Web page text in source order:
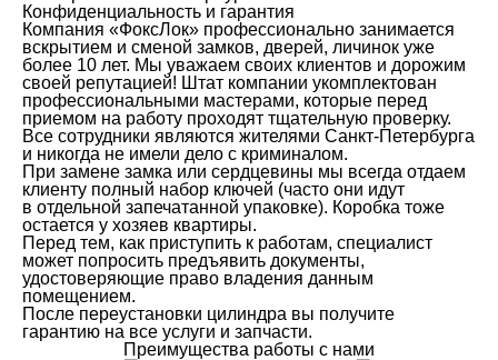
Конфиденциальность и гарантия
Компания «ФоксЛок» профессионально занимается
вскрытием и сменой замков, дверей, личинок уже
более 10 лет. Мы уважаем своих клиентов и дорожим
своей репутацией! Штат компании укомплектован
профессиональными мастерами, которые перед
приемом на работу проходят тщательную проверку.
Все сотрудники являются жителями Санкт-Петербурга
и никогда не имели дело с криминалом.
При замене замка или сердцевины мы всегда отдаем
клиенту полный набор ключей (часто они идут
в отдельной запечатанной упаковке). Коробка тоже
остается у хозяев квартиры.
Перед тем, как приступить к работам, специалист
может попросить предъявить документы,
удостоверяющие право владения данным
помещением.
После переустановки цилиндра вы получите
гарантию на все услуги и запчасти.
Преимущества работы с нами